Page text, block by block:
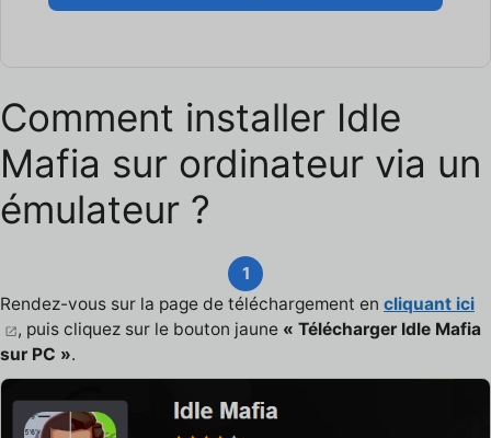
Comment installer Idle
Mafia sur ordinateur via un
émulateur ?
1
Rendez-vous sur la page de téléchargement en cliquant ici
, puis cliquez sur le bouton jaune « Télécharger Idle Mafia
sur PC ».